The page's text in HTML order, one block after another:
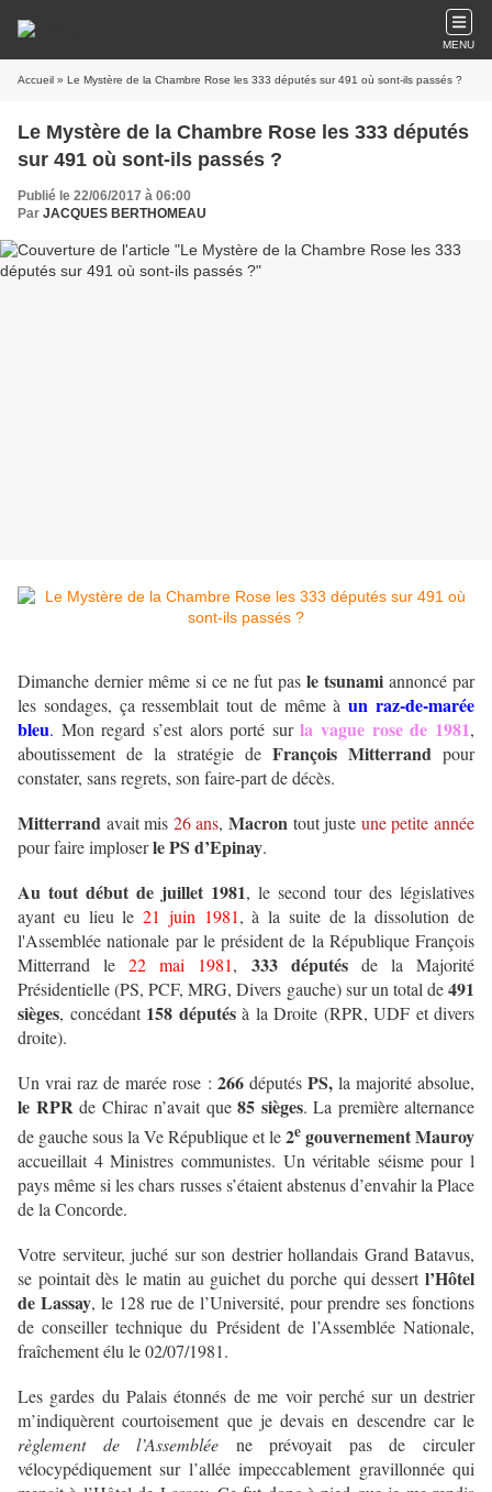
MENU
Accueil » Le Mystère de la Chambre Rose les 333 députés sur 491 où sont-ils passés ?
Le Mystère de la Chambre Rose les 333 députés
sur 491 où sont-ils passés ?
Publié le 22/06/2017 à 06:00
Par JACQUES BERTHOMEAU
Dimanche dernier même si ce ne fut pasle tsunami annoncé par
les sondages, ça ressemblait tout de même àun raz-de-marée
bleu. Mon regard s’est alors porté surla vague rose de 1981,
aboutissement de la stratégie de François Mitterrand pour
constater, sans regrets, son faire-part de décès.
Mitterrand avait mis 26 ans,Macron tout juste une petite année
pour faire imploserle PS d’Epinay.
Au tout début de juillet 1981, le second tour des législatives
ayant eu lieu le21 juin 1981, à la suite de la dissolution de
l'Assemblée nationale par le président de la République François
Mitterrand le22 mai 1981, 333 députésde la Majorité
Présidentielle (PS, PCF, MRG, Divers gauche) sur un total de491
sièges, concédant 158 députésà la Droite (RPR, UDF et divers
droite).
Un vrai raz de marée rose : 266 députés PS,la majorité absolue,
le RPR de Chirac n’avait que 85 sièges. La première alternance
de gauche sous la Ve République et le2e gouvernement Mauroy
accueillait 4 Ministres communistes. Un véritable séisme pour l
pays même si les chars russes s’étaient abstenus d’envahir la Place
de la Concorde.
Votre serviteur, juché sur son destrier hollandais Grand Batavus,
se pointait dès le matin au guichet du porche qui dessert l’Hôtel
de Lassay, le 128 rue de l’Université, pour prendre ses fonctions
de conseiller technique du Président de l’Assemblée Nationale,
fraîchement élu le 02/07/1981.
Les gardes du Palais étonnés de me voir perché sur un destrier
m’indiquèrent courtoisement que je devais en descendre car le
règlement de l’Assemblée ne prévoyait pas de circuler
vélocypédiquement sur l’allée impeccablement gravillonnée qui